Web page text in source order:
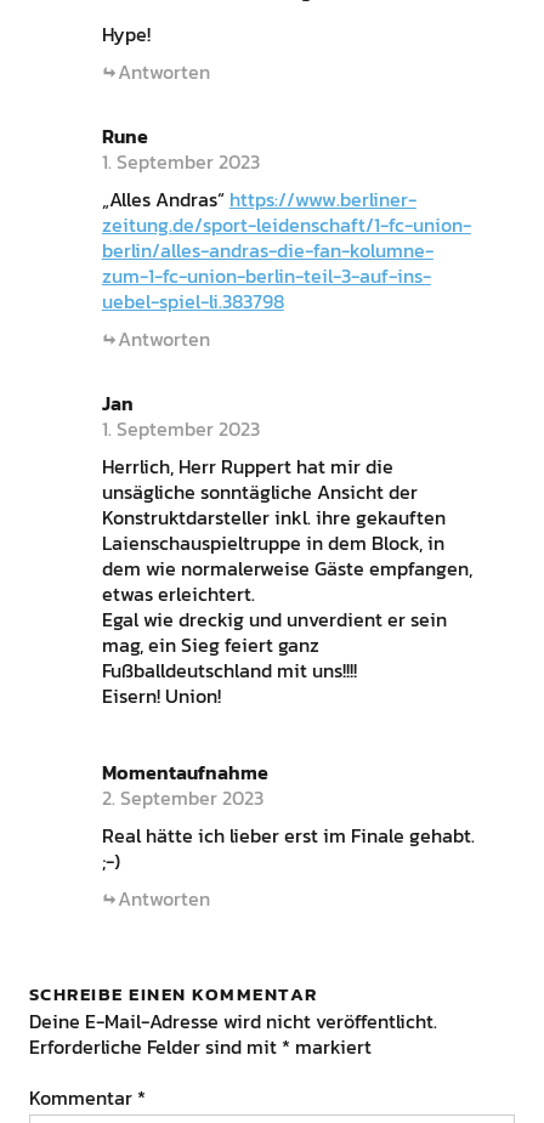
Hype!
Antworten
Rune
1. September 2023
„Alles Andras“ https://www.berliner-
zeitung.de/sport-leidenschaft/1-fc-union-
berlin/alles-andras-die-fan-kolumne-
zum-1-fc-union-berlin-teil-3-auf-ins-
uebel-spiel-li.383798
Antworten
Jan
1. September 2023
Herrlich, Herr Ruppert hat mir die
unsägliche sonntägliche Ansicht der
Konstruktdarsteller inkl. ihre gekauften
Laienschauspieltruppe in dem Block, in
dem wie normalerweise Gäste empfangen,
etwas erleichtert.
Egal wie dreckig und unverdient er sein
mag, ein Sieg feiert ganz
Fußballdeutschland mit uns!!!!
Eisern! Union!
Momentaufnahme
2. September 2023
Real hätte ich lieber erst im Finale gehabt.
;-)
Antworten
SCHREIBE EINEN KOMMENTAR
Deine E-Mail-Adresse wird nicht veröffentlicht.
Erforderliche Felder sind mit * markiert
Kommentar *